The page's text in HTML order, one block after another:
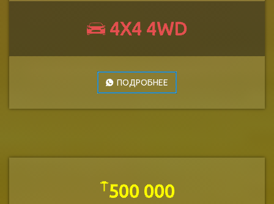
4Х4 4WD
ПОДРОБНЕЕ
⍑500 000